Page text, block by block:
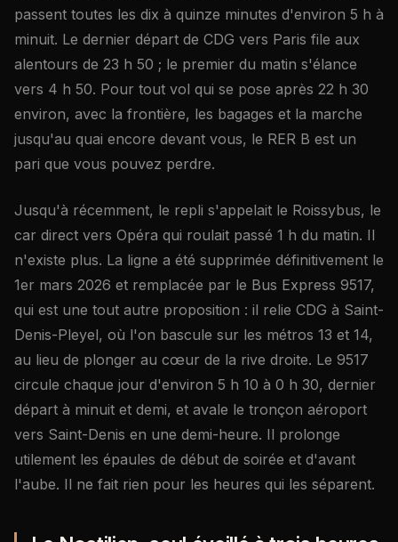
passent toutes les dix à quinze minutes d'environ 5 h à
minuit. Le dernier départ de CDG vers Paris file aux
alentours de 23 h 50 ; le premier du matin s'élance
vers 4 h 50. Pour tout vol qui se pose après 22 h 30
environ, avec la frontière, les bagages et la marche
jusqu'au quai encore devant vous, le RER B est un
pari que vous pouvez perdre.
Jusqu'à récemment, le repli s'appelait le Roissybus, le
car direct vers Opéra qui roulait passé 1 h du matin. Il
n'existe plus. La ligne a été supprimée définitivement le
1er mars 2026 et remplacée par le Bus Express 9517,
qui est une tout autre proposition : il relie CDG à Saint-
Denis-Pleyel, où l'on bascule sur les métros 13 et 14,
au lieu de plonger au cœur de la rive droite. Le 9517
circule chaque jour d'environ 5 h 10 à 0 h 30, dernier
départ à minuit et demi, et avale le tronçon aéroport
vers Saint-Denis en une demi-heure. Il prolonge
utilement les épaules de début de soirée et d'avant
l'aube. Il ne fait rien pour les heures qui les séparent.